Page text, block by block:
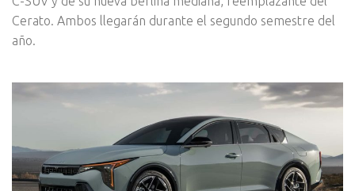
Cerato. Ambos llegarán durante el segundo semestre del
año.